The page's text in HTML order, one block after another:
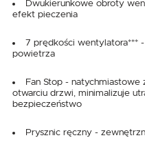
Dwukierunkowe obroty
efekt pieczenia
7 prędkości wentylatora***
powietrza
Fan Stop -
otwarciu drzwi, minimalizuje
bezpieczeństwo
Prysznic ręczny -